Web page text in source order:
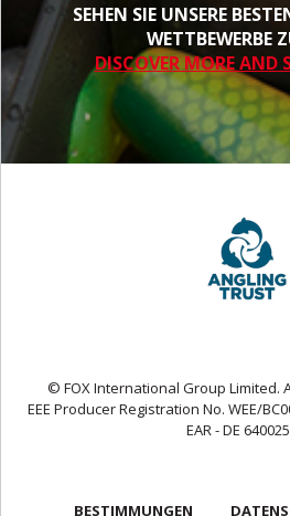
SEHEN SIE UNSERE
WETTBEWERBE
DISCOVER MORE AND
© FOX International Group Limited.
EEE Producer Registration No. WEE/
EAR - DE
BESTIMMUNGEN